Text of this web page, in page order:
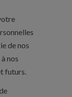
de nos
nos
futurs.